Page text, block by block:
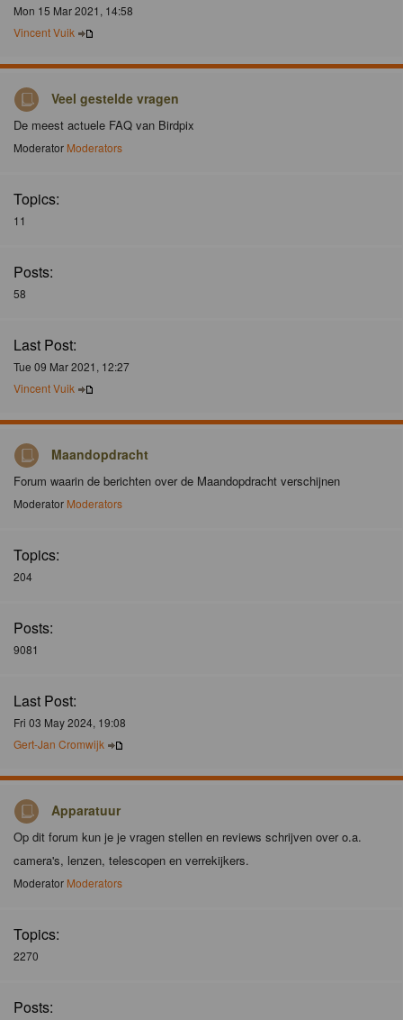
Mon 15 Mar 2021, 14:58
Vincent Vuik
Veel gestelde vragen
De meest actuele FAQ van Birdpix
Moderator Moderators
Topics:
11
Posts:
58
Last Post:
Tue 09 Mar 2021, 12:27
Vincent Vuik
Maandopdracht
Forum waarin de berichten over de Maandopdracht verschijnen
Moderator Moderators
Topics:
204
Posts:
9081
Last Post:
Fri 03 May 2024, 19:08
Gert-Jan Cromwijk
Apparatuur
Op dit forum kun je je vragen stellen en reviews schrijven over o.a.
camera's, lenzen, telescopen en verrekijkers.
Moderator Moderators
Topics:
2270
Posts: